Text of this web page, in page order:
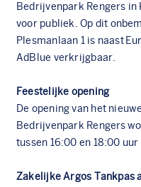
Bedrijvenpark Rengers
voor publiek. Op dit
Plesmanlaan 1 is naast
AdBlue verkrijgbaar.
Feestelijke opening
De opening van het nieuwe
Bedrijvenpark Rengers
tussen 16:00 en 18:00 uur
Zakelijke Argos Tankpas